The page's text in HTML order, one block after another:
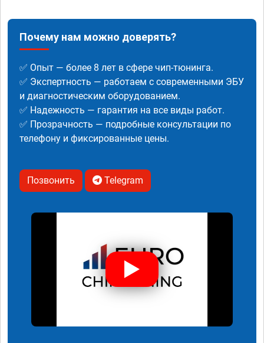
Почему нам можно доверять?
✅ Опыт — более 8 лет в сфере чип-тюнинга.
✅ Экспертность — работаем с современными ЭБУ
и диагностическим оборудованием.
✅ Надежность — гарантия на все виды работ.
✅ Прозрачность — подробные консультации по
телефону и фиксированные цены.
Позвонить Telegram